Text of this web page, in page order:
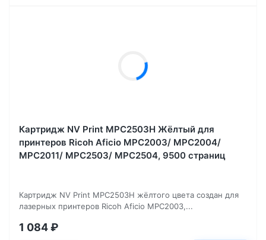
Картридж NV Print MPC2503H Жёлтый для
принтеров Ricoh Aficio MPC2003/ MPC2004/
MPC2011/ MPC2503/ MPC2504, 9500 страниц
Картридж NV Print MPC2503H жёлтого цвета создан для
лазерных принтеров Ricoh Aficio MPC2003,...
1 084₽